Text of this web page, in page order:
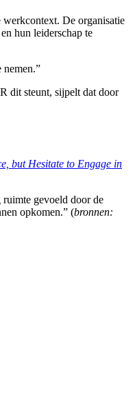
werkcontext. De organisatie
hun leiderschap te
dit steunt, sijpelt dat door
but Hesitate to Engage in
gevoeld door de
opkomen.” (bronnen: